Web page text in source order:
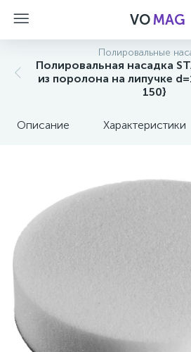
VOMAG
Полировальные
Полировальная насадка
из поролона на липучке
150}
Описание Характеристики